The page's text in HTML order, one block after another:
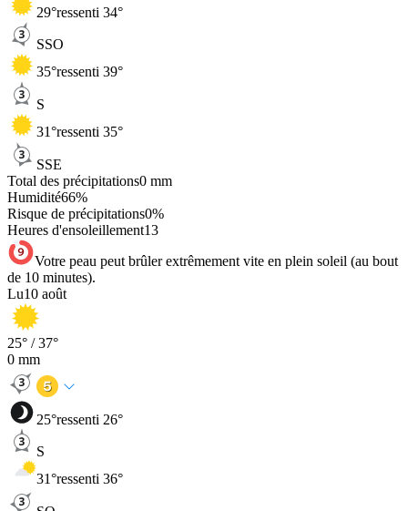
29°ressenti 34°
SSO
35°ressenti 39°
S
31°ressenti 35°
SSE
Total des précipitations0 mm
Humidité66%
Risque de précipitations0%
Heures d'ensoleillement13
Votre peau peut brûler extrêmement vite en plein soleil (au bout
de 10 minutes).
Lu10 août
25° /37°
0 mm
25°ressenti 26°
S
31°ressenti 36°